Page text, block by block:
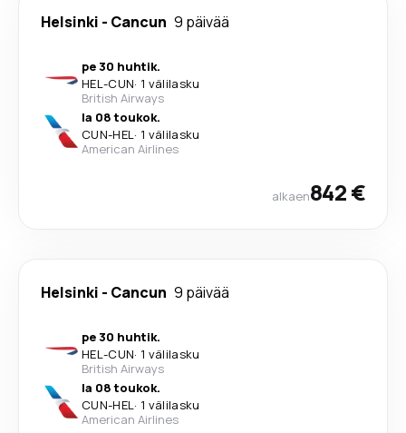
Helsinki - Cancun 9 päivää
pe 30 huhtik.
HEL-CUN· 1 välilasku
British Airways
la 08 toukok.
CUN-HEL· 1 välilasku
American Airlines
alkaen842 €
Helsinki - Cancun 9 päivää
pe 30 huhtik.
HEL-CUN· 1 välilasku
British Airways
la 08 toukok.
CUN-HEL· 1 välilasku
American Airlines